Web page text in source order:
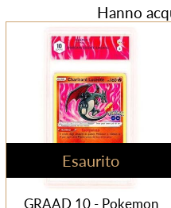
Hanno
Esaurito
GRAAD 10 - Pokemon